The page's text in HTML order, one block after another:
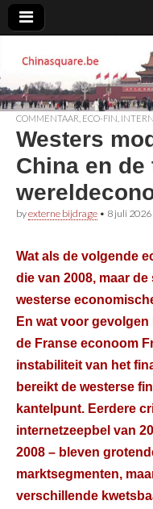
COMMENTAAR ECO-FIN
Westers
China en
byexterne bijdrage • 8 juli 2026
Wat als de volgende
die van 2008, maar
westerse
En wat voor
de Franse econoom
instabiliteit van het
bereikt de westerse
kantelpunt. Eerdere
internetzeepbel van
2008 – bleven
marktsegmenten,
verschillende